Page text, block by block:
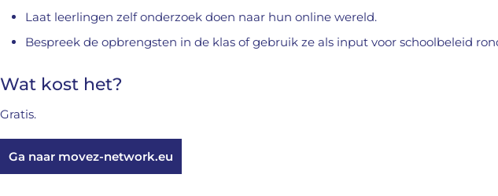
Laat leerlingen zelf onderzoek doen naar hun online wereld.
Bespreek de opbrengsten in de klas of gebruik ze als input voor schoolbeleid
Wat kost het?
Gratis.
Ga naar movez-network.eu